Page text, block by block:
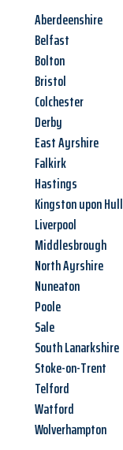
Aberdeenshire
Belfast
Bolton
Bristol
Colchester
Derby
East Ayrshire
Falkirk
Hastings
Kingston upon Hull
Liverpool
Middlesbrough
North Ayrshire
Nuneaton
Poole
Sale
South Lanarkshire
Stoke-on-Trent
Telford
Watford
Wolverhampton